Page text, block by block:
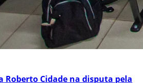
Roberto Cidade na disputa pela